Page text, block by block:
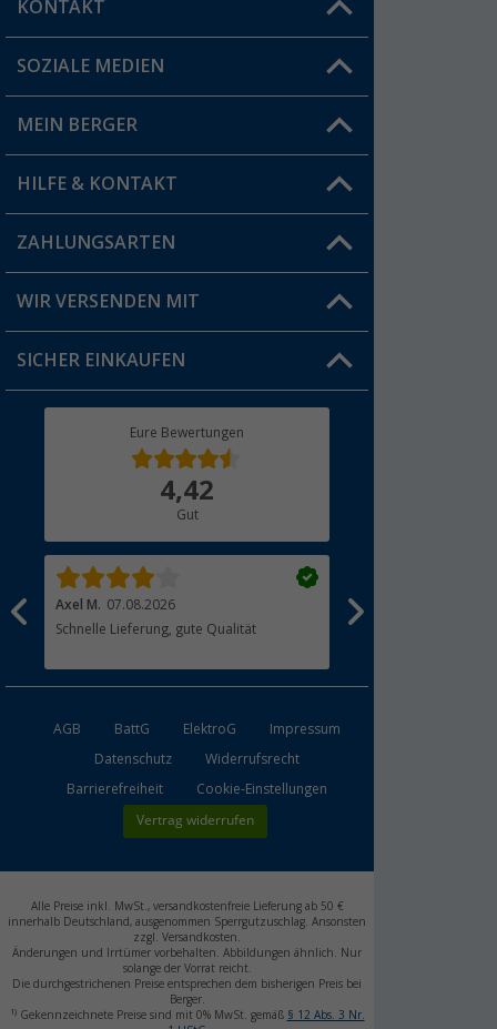
KONTAKT
Du hast eine Frage?
Filiale finden
SOZIALE MEDIEN
MEIN BERGER
Vorteilskarte
Blog
Jobs & Karriere
Berger Bewusst
HILFE & KONTAKT
FAQ & Kontakt
Versandinformationen
Rücksendung
ZAHLUNGSARTEN
WIR VERSENDEN MIT
SICHER EINKAUFEN
Eure Bewertungen
4,42
Gut
Axel M. 07.08.2026
Schnelle Lieferung, gute Qualität
Martin G.
Das Personal ist sehr
AGB BattG ElektroG
Impressum
Datenschutz
Widerrufsrecht
Barrierefreiheit
Cookie-Einstellungen
Vertrag widerrufen
Alle Preise inkl. MwSt., versandkostenfreie Lieferung ab 50 €
innerhalb Deutschland, ausgenommen Sperrgutzuschlag. Ansonsten
zzgl. Versandkosten.
Änderungen und Irrtümer vorbehalten. Abbildungen ähnlich. Nur
solange der Vorrat reicht.
Die durchgestrichenen Preise entsprechen dem bisherigen Preis bei
Berger.
1)Gekennzeichnete Preise sind mit 0% MwSt. gemäß § 12 Abs. 3 Nr.